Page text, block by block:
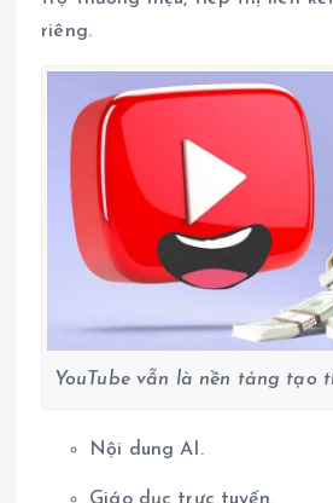
riêng.
YouTube vẫn là nền tảng tạo
Nội dung AI.